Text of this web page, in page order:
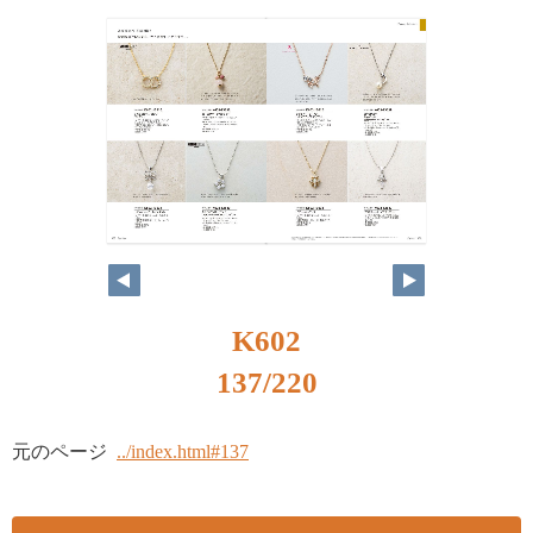
K602
137/220
元のページ ../index.html#137